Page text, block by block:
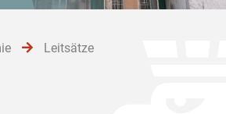
Leitsätze